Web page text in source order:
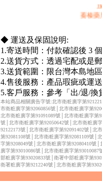
蓁榛藥
◆ 運送及保固說明:
1.寄送時間：付款確認後 3
2.送貨方式：透過宅配或是
3.送貨範圍：限台灣本島地
4.售後服務：產品瑕疵或運
5.客戶服務：參考「出/退/
本站商品相關廣告字號:北市衛粧廣字第
市衛粧廣字第92060856號│北市衛粧廣字第
北市衛粧廣字第91091089號│北市衛粧廣字第
號│北市衛粧廣字第92050642號│北市衛粧廣
92122173號│北市衛粧廣字第92091402號│北
第92081108號│北市衛粧廣字第92081109號│
字第9208049號│北市衛粧廣字第92080410號
廣字第93010086號│北市衛粧廣字第
部粧廣字第93020833號│衛署中部粧廣字第
衛署粧廣字第9212240號│北市衛粧廣字第